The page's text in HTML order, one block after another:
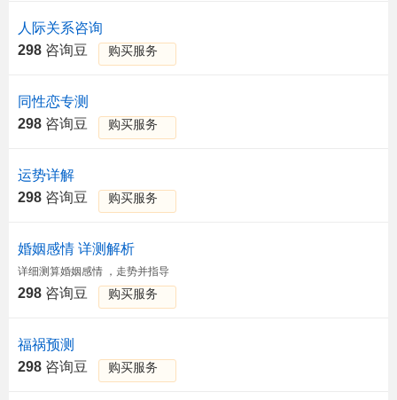
人际关系咨询
298 咨询豆 购买服务
同性恋专测
298 咨询豆 购买服务
运势详解
298 咨询豆 购买服务
婚姻感情 详测解析
详细测算婚姻感情 ，走势并指导
298 咨询豆 购买服务
福祸预测
298 咨询豆 购买服务